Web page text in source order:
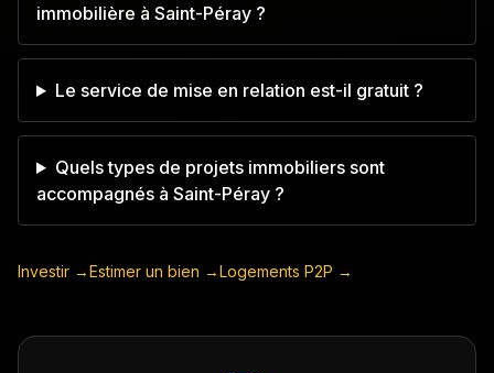
immobilière à Saint-Péray ?
Le service de mise en relation est-il gratuit ?
Quels types de projets immobiliers sont
accompagnés à Saint-Péray ?
Investir →Estimer un bien →Logements P2P →